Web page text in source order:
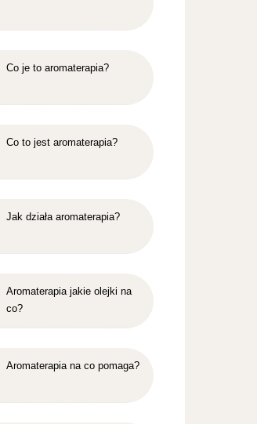
Co je to aromaterapia?
Co to jest aromaterapia?
Jak działa aromaterapia?
Aromaterapia jakie olejki na
co?
Aromaterapia na co pomaga?